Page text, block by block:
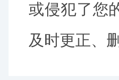
或侵犯了您
及时更正、